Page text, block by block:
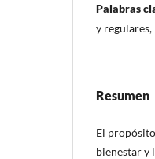
Palabras
y
Resumen
El
bienestar y